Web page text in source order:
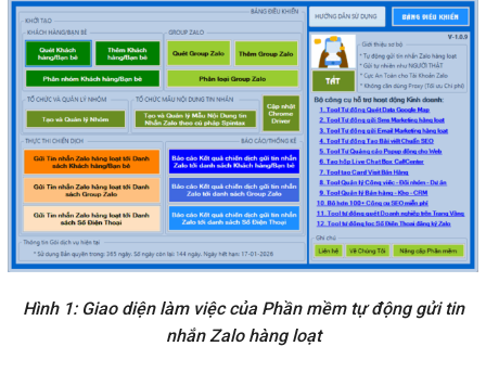
Hình 1: Giao diện làm việc của Phần mềm tự động gửi tin
nhắn Zalo hàng loạt